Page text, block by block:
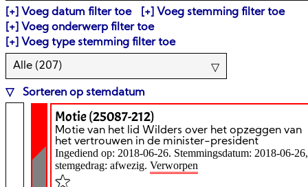
Voeg datum filter toe
Voeg stemming filter toe
Voeg onderwerp filter toe
Voeg type stemming filter toe
Alle (207)
Sorteren op stemdatum
Motie (25087-212)
Motie van het lid Wilders over het opzeggen van
het vertrouwen in de minister-president
Ingediend op: 2018-06-26. Stemmingsdatum: 2018-06-26,
stemgedrag: afwezig. Verworpen